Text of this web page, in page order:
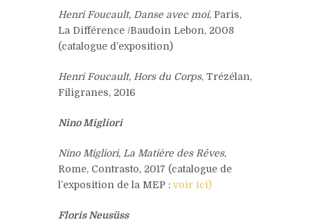
Henri Foucault, Danse avec moi, Paris,
La Différence /Baudoin Lebon, 2008
(catalogue d’exposition)
Henri Foucault, Hors du Corps, Trézélan,
Filigranes, 2016
Nino Migliori
Nino Migliori, La Matière des Rêves,
Rome, Contrasto, 2017 (catalogue de
l’exposition de la MEP : voir ici)
Floris Neusüss